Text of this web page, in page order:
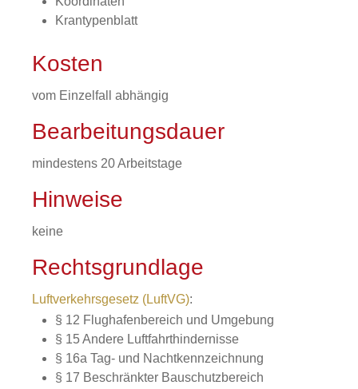
Krantypenblatt
Kosten
vom Einzelfall abhängig
Bearbeitungsdauer
mindestens 20 Arbeitstage
Hinweise
keine
Rechtsgrundlage
Luftverkehrsgesetz (LuftVG):
§ 12 Flughafenbereich und Umgebung
§ 15 Andere Luftfahrthindernisse
§ 16a Tag- und Nachtkennzeichnung
§ 17 Beschränkter Bauschutzbereich